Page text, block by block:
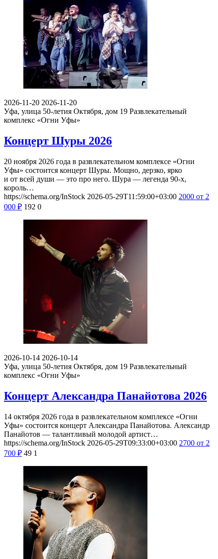
2026-11-20 2026-11-20
Уфа, улица 50-летия Октября, дом 19 Развлекательный
комплекс «Огни Уфы»
Концерт Шуры 2026
20 ноября 2026 года в развлекательном комплексе «Огни
Уфы» состоится концерт Шуры. Мощно, дерзко, ярко
и от всей души — это про него. Шура — легенда 90-х,
король…
https://schema.org/InStock 2026-05-29T11:59:00+03:00 2000 от 2
000 ₽ 192 0
2026-10-14 2026-10-14
Уфа, улица 50-летия Октября, дом 19 Развлекательный
комплекс «Огни Уфы»
Концерт Александра Панайотова 2026
14 октября 2026 года в развлекательном комплексе «Огни
Уфы» состоится концерт Александра Панайотова. Александр
Панайотов — талантливый молодой артист…
https://schema.org/InStock 2026-05-29T09:33:00+03:00 2700 от 2
700 ₽ 49 1